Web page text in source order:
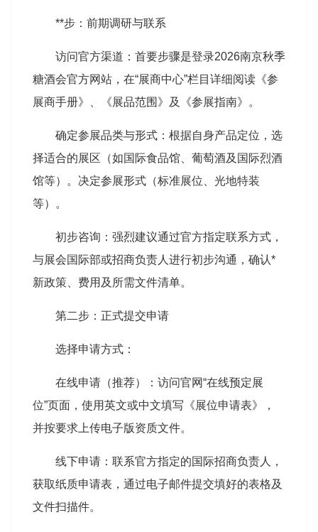
**步：前期调研与联系
访问官方渠道：首要步骤是登录2026南京秋季
糖酒会官方网站，在“展商中心”栏目详细阅读《参
展商手册》、《展品范围》及《参展指南》。
确定参展品类与形式：根据自身产品定位，选
择适合的展区（如国际食品馆、葡萄酒及国际烈酒
馆等）。决定参展形式（标准展位、光地特装
等）。
初步咨询：强烈建议通过官方指定联系方式，
与展会国际部或招商负责人进行初步沟通，确认*
新政策、费用及所需文件清单。
第二步：正式提交申请
选择申请方式：
在线申请（推荐）：访问官网“在线预定展
位”页面，使用英文或中文填写《展位申请表》，
并按要求上传电子版资质文件。
线下申请：联系官方指定的国际招商负责人，
获取纸质申请表，通过电子邮件提交填好的表格及
文件扫描件。